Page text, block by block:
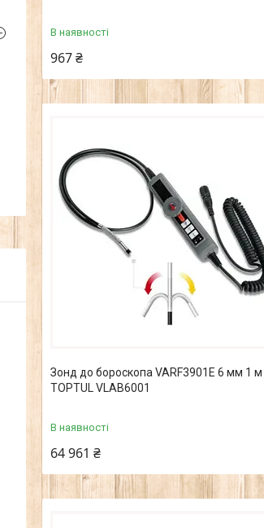
В наявності
967 ₴
Зонд до бороскопа VARF3901E 6 мм 1 м
TOPTUL VLAB6001
В наявності
64 961 ₴